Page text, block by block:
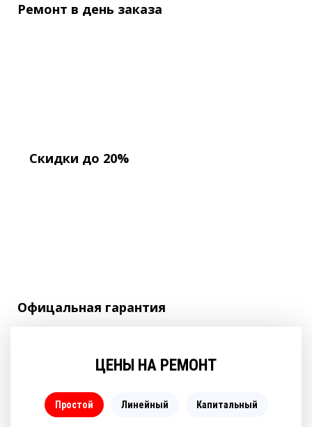
Ремонт в день заказа
Скидки до 20%
Офицальная гарантия
ЦЕНЫ НА РЕМОНТ
Простой Линейный Капитальный